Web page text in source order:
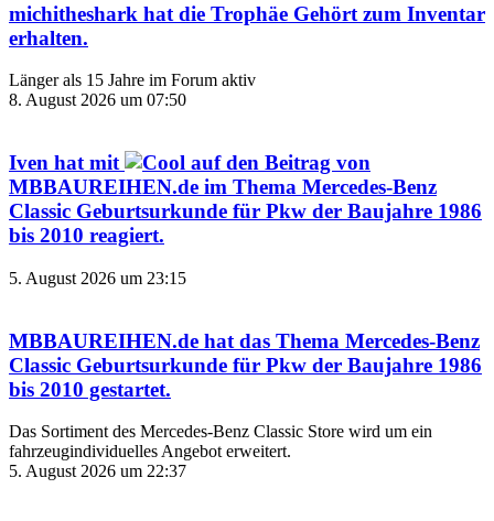
michitheshark hat die Trophäe Gehört zum Inventar
erhalten.
Länger als 15 Jahre im Forum aktiv
8. August 2026 um 07:50
Iven hat mit
auf den Beitrag von
MBBAUREIHEN.de im Thema Mercedes-Benz
Classic Geburtsurkunde für Pkw der Baujahre 1986
bis 2010 reagiert.
5. August 2026 um 23:15
MBBAUREIHEN.de hat das Thema Mercedes-Benz
Classic Geburtsurkunde für Pkw der Baujahre 1986
bis 2010 gestartet.
Das Sortiment des Mercedes‑Benz Classic Store wird um ein
fahrzeugindividuelles Angebot erweitert.
5. August 2026 um 22:37